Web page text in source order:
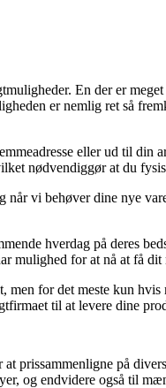
En der er
er nemlig ret så
eller ud til din
nødvendiggør at du
vi behøver dine nye
hverdag på deres
mulighed for at nå at få
for det meste kun
til at levere dine
prissammenligne på
og endvidere også til